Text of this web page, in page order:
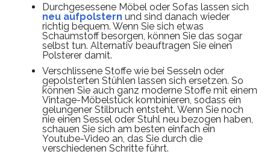
Durchgesessene Möbel oder Sofas lassen sich
neu aufpolstern und sind danach wieder
richtig bequem. Wenn Sie sich etwas
Schaumstoff besorgen, können Sie das sogar
selbst tun. Alternativ beauftragen Sie einen
Polsterer damit.
Verschlissene Stoffe wie bei Sesseln oder
gepolsterten Stühlen lassen sich ersetzen. So
können Sie auch ganz moderne Stoffe mit einem
Vintage-Möbelstück kombinieren, sodass ein
gelungener Stilbruch entsteht. Wenn Sie noch
nie einen Sessel oder Stuhl neu bezogen haben,
schauen Sie sich am besten einfach ein
Youtube-Video an, das Sie durch die
verschiedenen Schritte führt.